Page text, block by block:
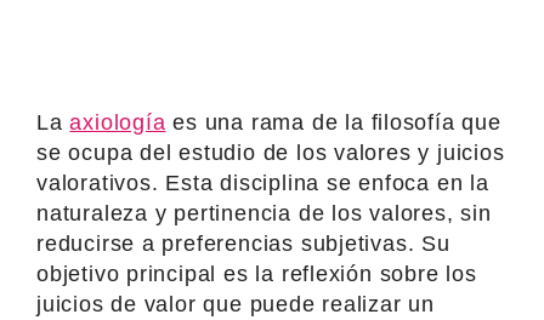
Laaxiología es una rama de la filosofía que
se ocupa del estudio de los valores y juicios
valorativos. Esta disciplina se enfoca en la
naturaleza y pertinencia de los valores, sin
reducirse a preferencias subjetivas. Su
objetivo principal es la reflexión sobre los
juicios de valor que puede realizar un